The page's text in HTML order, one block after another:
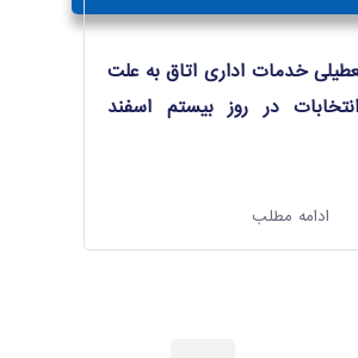
خدمات اداری اتاق به علت
در روز بیستم اسفند
ادامه مطلب